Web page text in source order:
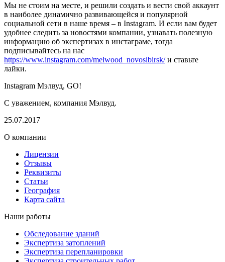
Мы не стоим на месте, и решили создать и вести свой аккаунт
в наиболее динамично развивающейся и популярной
социальной сети в наше время – в Instagram. И если вам будет
удобнее следить за новостями компании, узнавать полезную
информацию об экспертизах в инстаграме, тогда
подписывайтесь на нас
https://www.instagram.com/melwood_novosibirsk/и ставьте
лайки.
Instagram Мэлвуд, GO!
С уважением, компания Мэлвуд.
25.07.2017
О компании
Лицензии
Отзывы
Реквизиты
Статьи
География
Карта сайта
Наши работы
Обследование зданий
Экспертиза затоплений
Экспертиза перепланировки